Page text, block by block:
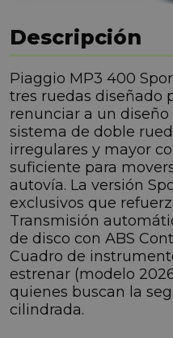
Descripción
Piaggio MP3 400
tres ruedas diseñado
renunciar a un
sistema de doble
irregulares y mayor
suficiente para
autovía. La versión
exclusivos que
Transmisión
de disco con ABS
Cuadro de
estrenar (modelo
quienes buscan la
cilindrada.